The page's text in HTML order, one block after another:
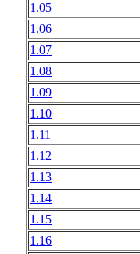
1.05
1.06
1.07
1.08
1.09
1.10
1.11
1.12
1.13
1.14
1.15
1.16